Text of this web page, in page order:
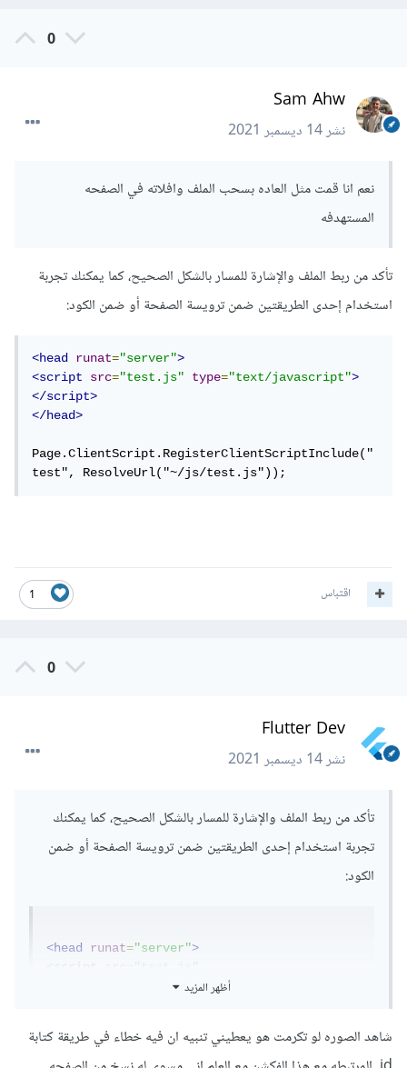
0
Sam Ahw
نشر14 ديسمبر 2021
نعم انا قمت مثل العاده بسحب الملف وافلاته في الصفحه
المستهدفه
تأكد من ربط الملف والإشارة للمسار بالشكل الصحيح، كما يمكنك تجربة
استخدام إحدى الطريقتين ضمن ترويسة الصفحة أو ضمن الكود:
<head runat="server">
<script
src="test.js" type="text/javascript">
</script>
</head>
Page.ClientScript.RegisterClientScriptInclude("
test", ResolveUrl("~/js/test.js"));
1 اقتباس
0
Flutter Dev
نشر14 ديسمبر 2021
تأكد من ربط الملف والإشارة للمسار بالشكل الصحيح، كما يمكنك
تجربة استخدام إحدى الطريقتين ضمن ترويسة الصفحة أو ضمن
الكود:
<head runat="server">
<script
="test.js"
"text/javascript" ></script>
Page.ClientScript.RegisterClientScriptInclu
de("test", ResolveUrl("~/js/test.js"));
أظهر المزيد
شاهد الصوره لو تكرمت هو يعطيني تنبيه ان فيه خطاء في طريقة كتابة